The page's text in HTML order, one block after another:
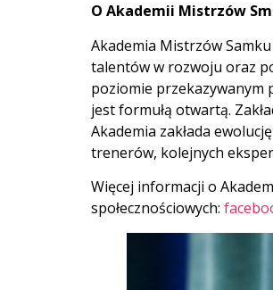
O Akademii Mistrzów
Akademia Mistrzów
talentów w rozwoju oraz
poziomie przekazywanym
jest formułą otwartą.
Akademia zakłada
trenerów, kolejnych
Więcej informacji o
społecznościowych: